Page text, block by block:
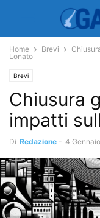
Home Brevi
Lonato
Brevi
Chiusura
impatti
Di Redazione - 4